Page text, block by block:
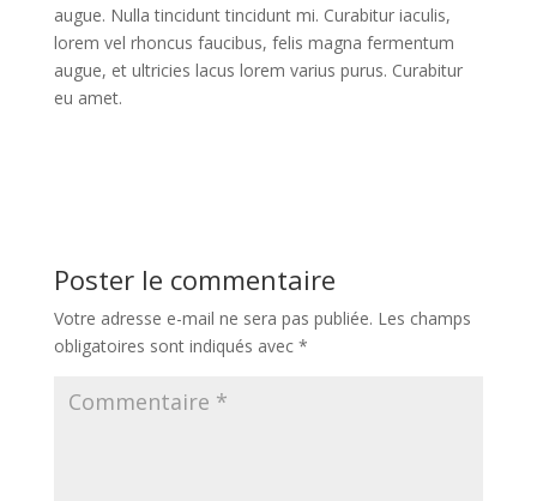
augue. Nulla tincidunt tincidunt mi. Curabitur iaculis,
lorem vel rhoncus faucibus, felis magna fermentum
augue, et ultricies lacus lorem varius purus. Curabitur
eu amet.
Poster le commentaire
Votre adresse e-mail ne sera pas publiée. Les champs
obligatoires sont indiqués avec *